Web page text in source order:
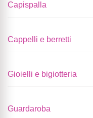
Capispalla
Cappelli e berretti
Gioielli e bigiotteria
Guardaroba